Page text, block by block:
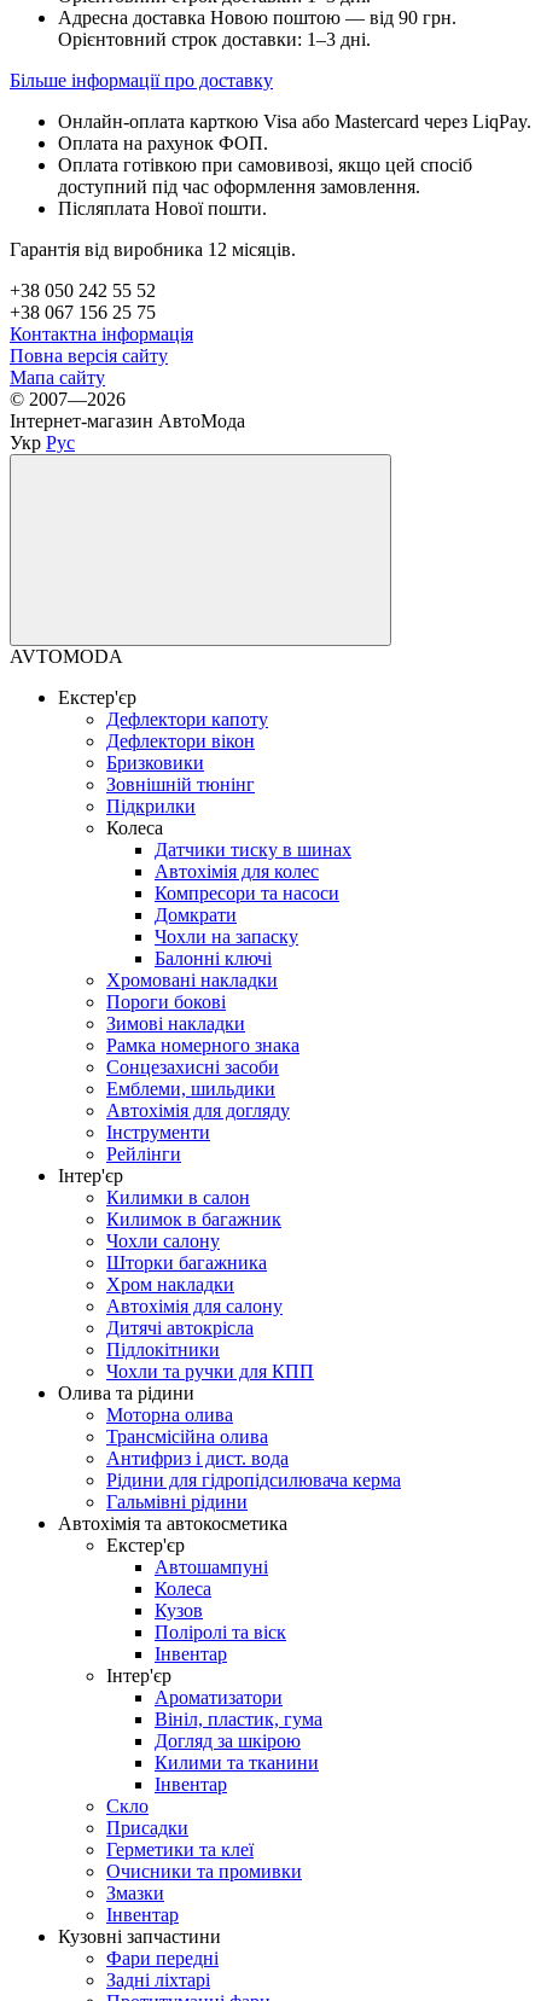
Адресна доставка Новою поштою — від 90 грн.
Орієнтовний строк доставки: 1–3 дні.
Більше інформації про доставку
Онлайн-оплата карткою Visa або Mastercard через LiqPay.
Оплата на рахунок ФОП.
Оплата готівкою при самовивозі, якщо цей спосіб
доступний під час оформлення замовлення.
Післяплата Нової пошти.
Гарантія від виробника 12 місяців.
+38 050 242 55 52
+38 067 156 25 75
Контактна інформація
Повна версія сайту
Мапа сайту
© 2007—2026
Інтернет-магазин АвтоМода
Укр Рус
AVTOMODA
Екстер'єр
Дефлектори капоту
Дефлектори вікон
Бризковики
Зовнішній тюнінг
Підкрилки
Колеса
Датчики тиску в шинах
Автохімія для колес
Компресори та насоси
Домкрати
Чохли на запаску
Балонні ключі
Хромовані накладки
Пороги бокові
Зимові накладки
Рамка номерного знака
Сонцезахисні засоби
Емблеми, шильдики
Автохімія для догляду
Інструменти
Рейлінги
Інтер'єр
Килимки в салон
Килимок в багажник
Чохли салону
Шторки багажника
Хром накладки
Автохімія для салону
Дитячі автокрісла
Підлокітники
Чохли та ручки для КПП
Олива та рідини
Моторна олива
Трансмісійна олива
Антифриз і дист. вода
Рідини для гідропідсилювача керма
Гальмівні рідини
Автохімія та автокосметика
Екстер'єр
Автошампуні
Колеса
Кузов
Поліролі та віск
Інвентар
Інтер'єр
Ароматизатори
Вініл, пластик, гума
Догляд за шкірою
Килими та тканини
Інвентар
Скло
Присадки
Герметики та клеї
Очисники та промивки
Змазки
Інвентар
Кузовні запчастини
Фари передні
Задні ліхтарі